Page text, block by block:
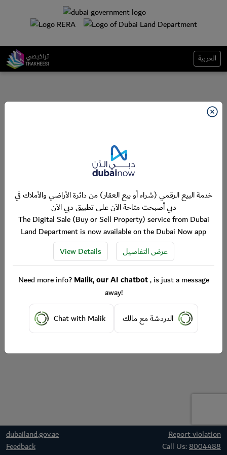
العربية
dubailand.gov.ae
Report violation
Feedback
Call Us:8004488
خدمة البيع الرقمي (شراء أو بيع العقار) من دائرة الأراضي والأملاك في
دبي أصبحت متاحة الآن على تطبيق دبي الآن
The Digital Sale (Buy or Sell Property) service from Dubai
Land Department is now available on the Dubai Now app
View Details
عرض التفاصيل
Need more info?Malik, our AI chatbot, is just a message
away!
Chat with Malik
الدردشة مع مالك